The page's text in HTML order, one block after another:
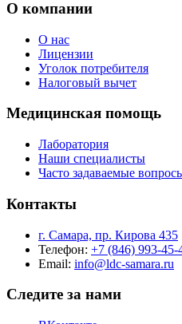
О компании
О нас
Лицензии
Уголок потребителя
Налоговый вычет
Медицинская помощь
Лаборатория
Наши специалисты
Часто задаваемые
Контакты
г. Самара, пр. Кирова 435
Телефон: +7 (846) 993-45-
Email: info@ldc-samara.ru
Следите за нами